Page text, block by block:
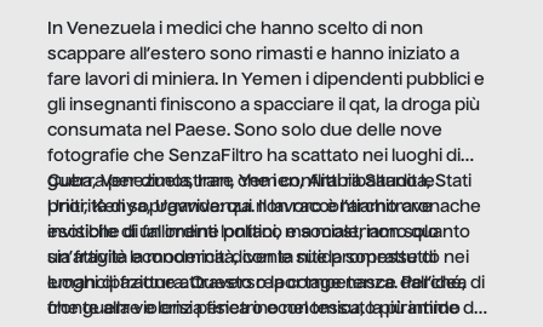
In Venezuela i medici che hanno scelto di non
scappare all’estero sono rimasti e hanno iniziato a
fare lavori di miniera. In Yemen i dipendenti pubblici e
gli insegnanti finiscono a spacciare il qat, la droga più
consumata nel Paese. Sono solo due delle nove
fotografie che SenzaFiltro ha scattato nei luoghi di
guerra per dimostrare che i conflitti ribaltano le
priorità di sopravvivenza. Il lavoro è l’architrave
invisibile di un ordine politico e sociale, non solo
un’attività economica: diventa nitida soprattutto nei
luoghi di frattura. Questo reportage nasce dall’idea
che guerre e crisi penetrino nel tessuto più intimo
Cuba, Venezuela, Iran, Yemen, Arabia Saudita, Stati
Uniti, Kenya, Uganda: qui non raccontiamo cronache
esotiche di fallimenti lontani, ma mostriamo quanto
sia fragile la modernità, con le sue promesse di
emancipazione attraverso la competenza. Perché, di
fronte alla violenza fisica o economica, la piramide del